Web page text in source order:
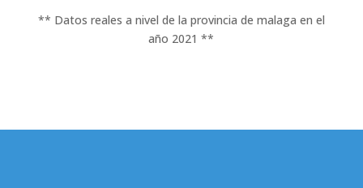
** Datos reales a nivel de la provincia de malaga en el
año 2021 **